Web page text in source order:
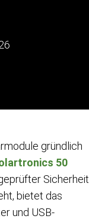
gründlich
50
Sicherheit
bietet das
und USB-